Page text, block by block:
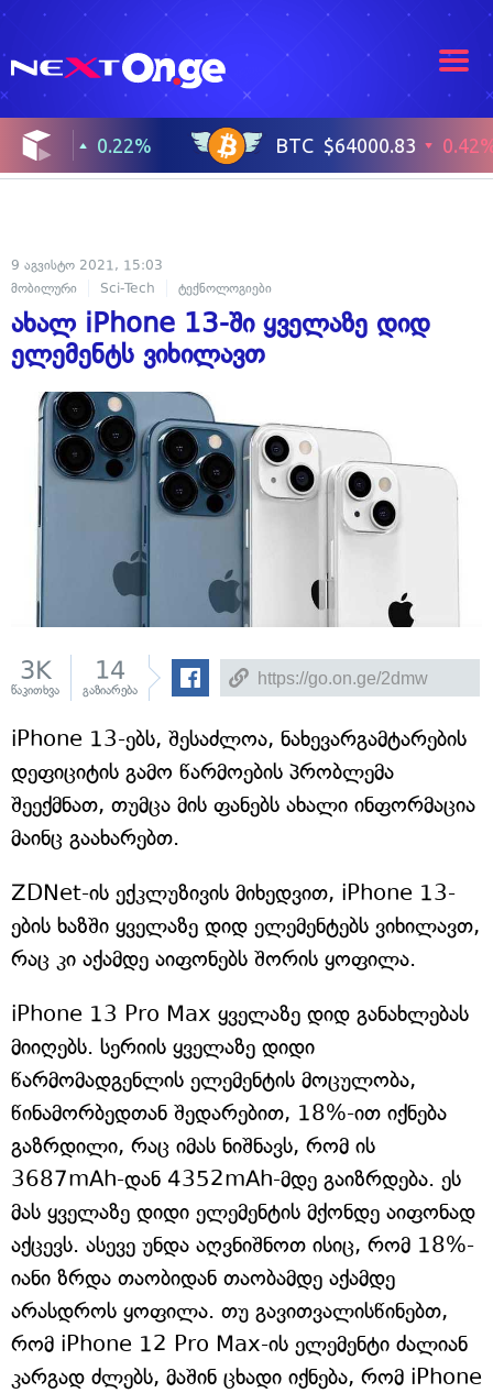
9 აგვისტო 2021, 15:03
მობილური
Sci-Tech ტექნოლოგიები
ახალ iPhone 13-ში ყველაზე დიდ
ელემენტს ვიხილავთ
3K
წაკითხვა
14
გაზიარება
iPhone 13-ებს, შესაძლოა, ნახევარგამტარების
დეფიციტის გამო წარმოების პრობლემა
შეექმნათ, თუმცა მის ფანებს ახალი ინფორმაცია
მაინც გაახარებთ.
ZDNet-ის ექკლუზივის მიხედვით, iPhone 13-
ების ხაზში ყველაზე დიდ ელემენტებს ვიხილავთ,
რაც კი აქამდე აიფონებს შორის ყოფილა.
iPhone 13 Pro Max ყველაზე დიდ განახლებას
მიიღებს. სერიის ყველაზე დიდი
წარმომადგენლის ელემენტის მოცულობა,
წინამორბედთან შედარებით, 18%-ით იქნება
გაზრდილი, რაც იმას ნიშნავს, რომ ის
3687mAh-დან 4352mAh-მდე გაიზრდება. ეს
მას ყველაზე დიდი ელემენტის მქონდე აიფონად
აქცევს. ასევე უნდა აღვნიშნოთ ისიც, რომ 18%-
იანი ზრდა თაობიდან თაობამდე აქამდე
არასდროს ყოფილა. თუ გავითვალისწინებთ,
რომ iPhone 12 Pro Max-ის ელემენტი ძალიან
კარგად ძლებს, მაშინ ცხადი იქნება, რომ iPhone